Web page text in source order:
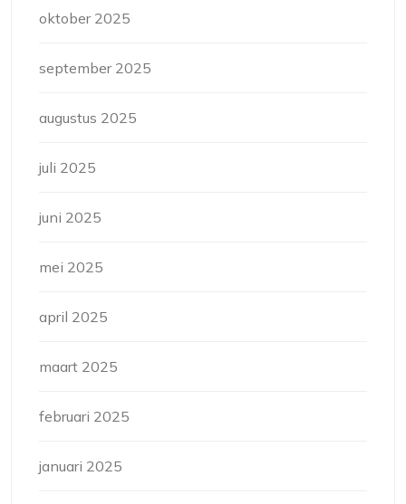
oktober 2025
september 2025
augustus 2025
juli 2025
juni 2025
mei 2025
april 2025
maart 2025
februari 2025
januari 2025